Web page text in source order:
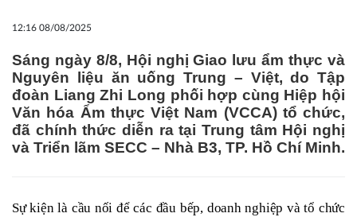
12:16 08/08/2025
Sáng ngày 8/8, Hội nghị Giao lưu ẩm thực và
Nguyên liệu ăn uống Trung – Việt, do Tập
đoàn Liang Zhi Long phối hợp cùng Hiệp hội
Văn hóa Ẩm thực Việt Nam (VCCA) tổ chức,
đã chính thức diễn ra tại Trung tâm Hội nghị
và Triển lãm SECC – Nhà B3, TP. Hồ Chí Minh.
Sự kiện là cầu nối để các đầu bếp, doanh nghiệp và tổ chức